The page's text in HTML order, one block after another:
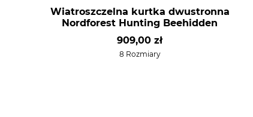
Wiatroszczelna kurtka dwustronna
Nordforest Hunting Beehidden
909,00 zł
8 Rozmiary